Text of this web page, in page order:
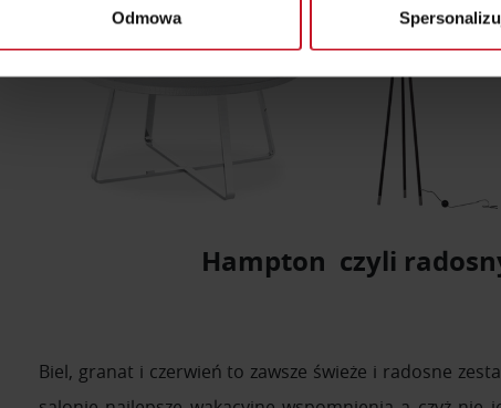
Dowiedz się więcej odnośnie tego, jak Twoje osobiste dane są
Wykorzystujemy pliki cookie do spersonalizowania treści i
ruch w naszej witrynie. Informacje o tym, jak korzystasz z
reklamowym i analitycznym. Partnerzy mogą połączyć te
Odmowa
Hampton czyli
Biel, granat i czerwień to zawsze świeże i radosne